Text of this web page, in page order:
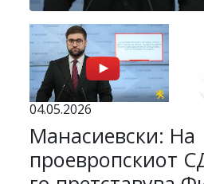
04.05.2026
Манасиевски: На
проевропскиот